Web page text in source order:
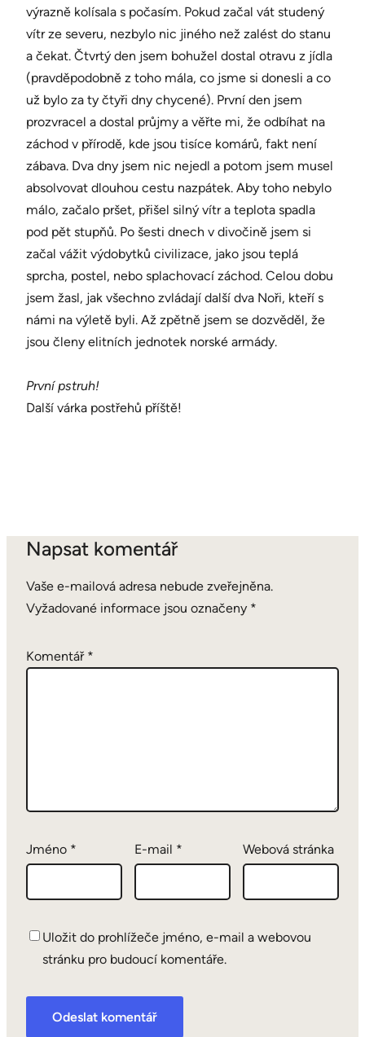
výrazně kolísala s počasím. Pokud začal vát studený
vítr ze severu, nezbylo nic jiného než zalést do stanu
a čekat. Čtvrtý den jsem bohužel dostal otravu z jídla
(pravděpodobně z toho mála, co jsme si donesli a co
už bylo za ty čtyři dny chycené). První den jsem
prozvracel a dostal průjmy a věřte mi, že odbíhat na
záchod v přírodě, kde jsou tisíce komárů, fakt není
zábava. Dva dny jsem nic nejedl a potom jsem musel
absolvovat dlouhou cestu nazpátek. Aby toho nebylo
málo, začalo pršet, přišel silný vítr a teplota spadla
pod pět stupňů. Po šesti dnech v divočině jsem si
začal vážit výdobytků civilizace, jako jsou teplá
sprcha, postel, nebo splachovací záchod. Celou dobu
jsem žasl, jak všechno zvládají další dva Noři, kteří s
námi na výletě byli. Až zpětně jsem se dozvěděl, že
jsou členy elitních jednotek norské armády.
První pstruh!
Další várka postřehů příště!
Napsat komentář
Vaše e-mailová adresa nebude zveřejněna.
Vyžadované informace jsou označeny *
Komentář *
Jméno * E-mail * Webová stránka
Uložit do prohlížeče jméno, e-mail a webovou
stránku pro budoucí komentáře.